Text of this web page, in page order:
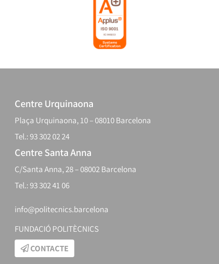
Centre Urquinaona
Plaça Urquinaona, 10 – 08010 Barcelona
Tel.: 93 302 02 24
Centre Santa Anna
C/Santa Anna, 28 – 08002 Barcelona
Tel.: 93 302 41 06
info@politecnics.barcelona
FUNDACIÓ POLITÈCNICS
CONTACTE